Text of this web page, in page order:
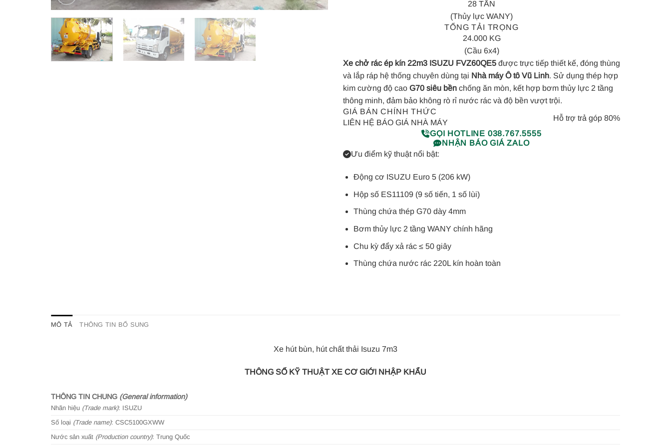
28 TẤN
(Thủy lực WANY)
TỔNG TẢI TRỌNG
24.000 KG
(Cầu 6x4)
Xe chở rác ép kín 22m3 ISUZU FVZ60QE5 được trực tiếp thiết kế, đóng thùng
và lắp ráp hệ thống chuyên dùng tại Nhà máy Ô tô Vũ Linh. Sử dụng thép hợp
kim cường độ cao G70 siêu bền chống ăn mòn, kết hợp bơm thủy lực 2 tầng
thông minh, đảm bảo không rò rỉ nước rác và độ bền vượt trội.
GIÁ BÁN CHÍNH THỨC
LIÊN HỆ BÁO GIÁ NHÀ MÁY
Hỗ trợ trả góp 80%
GỌI HOTLINE 038.767.5555
NHẬN BÁO GIÁ ZALO
Ưu điểm kỹ thuật nổi bật:
Động cơ ISUZU Euro 5 (206 kW)
Hộp số ES11109 (9 số tiến, 1 số lùi)
Thùng chứa thép G70 dày 4mm
Bơm thủy lực 2 tầng WANY chính hãng
Chu kỳ đẩy xả rác ≤ 50 giây
Thùng chứa nước rác 220L kín hoàn toàn
MÔ TẢ THÔNG TIN BỔ SUNG
Xe hút bùn, hút chất thải Isuzu 7m3
THÔNG SỐ KỸ THUẬT XE CƠ GIỚI NHẬP KHẨU
THÔNG TIN CHUNG (General information)
Nhãn hiệu (Trade mark): ISUZU
Số loại (Trade name): CSC5100GXWW
Nước sản xuất (Production country): Trung Quốc